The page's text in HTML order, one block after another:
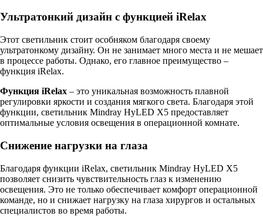
Ультратонкий дизайн с функцией iRelax
Этот светильник стоит особняком благодаря своему
ультратонкому дизайну. Он не занимает много места и не мешает
в процессе работы. Однако, его главное преимущество –
функция iRelax.
Функция iRelax – это уникальная возможность плавной
регулировки яркости и создания мягкого света. Благодаря этой
функции, светильник Mindray HyLED X5 предоставляет
оптимальные условия освещения в операционной комнате.
Снижение нагрузки на глаза
Благодаря функции iRelax, светильник Mindray HyLED X5
позволяет снизить чувствительность глаз к изменению
освещения. Это не только обеспечивает комфорт операционной
команде, но и снижает нагрузку на глаза хирургов и остальных
специалистов во время работы.